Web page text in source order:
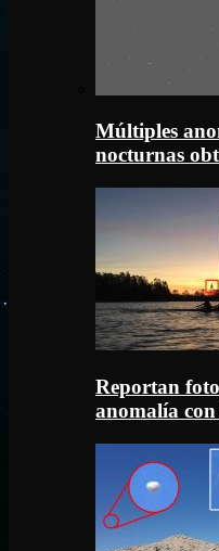
Múltiples
nocturnas
Reportan
anomalía